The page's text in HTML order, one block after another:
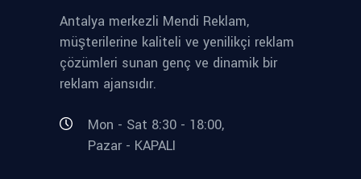
Antalya merkezli Mendi Reklam,
müşterilerine kaliteli ve yenilikçi reklam
çözümleri sunan genç ve dinamik bir
reklam ajansıdır.
Mon - Sat 8:30 - 18:00,
Pazar - KAPALI